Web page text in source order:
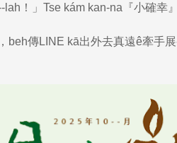
！」Tse kám kan-na『小確幸
beh傳LINE kā出外去真遠ê牽手展